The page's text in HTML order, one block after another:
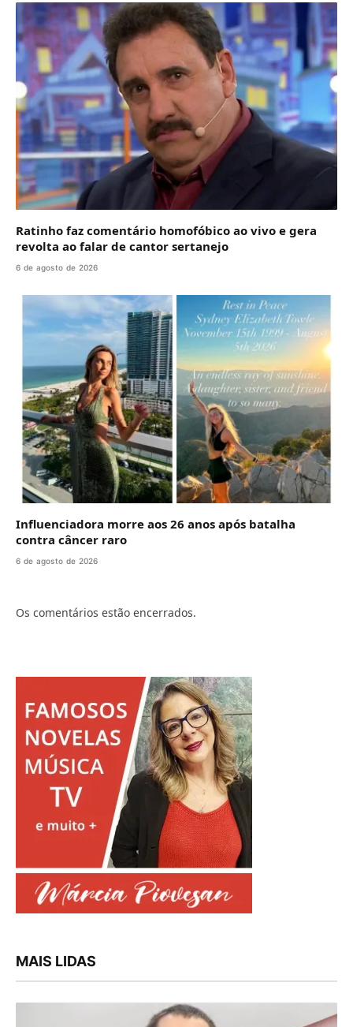
Ratinho faz comentário homofóbico ao vivo e gera
revolta ao falar de cantor sertanejo
6 de agosto de 2026
Influenciadora morre aos 26 anos após batalha
contra câncer raro
6 de agosto de 2026
Os comentários estão encerrados.
MAIS LIDAS